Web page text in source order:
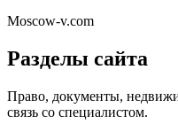
Moscow-v.com
Разделы сайта
Право, документы,
связь со специалистом.